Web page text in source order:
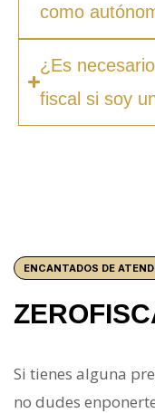
como
¿Es
fiscal si soy
ENCANTADOS DE
Si tienes alguna
no dudes